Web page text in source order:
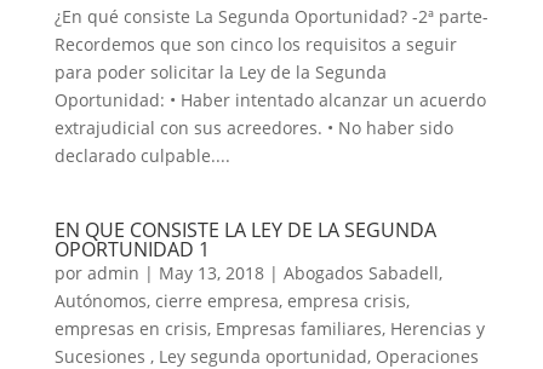
¿En qué consiste La Segunda Oportunidad? -2ª parte-
Recordemos que son cinco los requisitos a seguir
para poder solicitar la Ley de la Segunda
Oportunidad: • Haber intentado alcanzar un acuerdo
extrajudicial con sus acreedores. • No haber sido
declarado culpable....
EN QUE CONSISTE LA LEY DE LA SEGUNDA
OPORTUNIDAD 1
por admin | May 13, 2018| Abogados Sabadell,
Autónomos, cierre empresa, empresa crisis,
empresas en crisis, Empresas familiares, Herencias y
Sucesiones , Ley segunda oportunidad, Operaciones